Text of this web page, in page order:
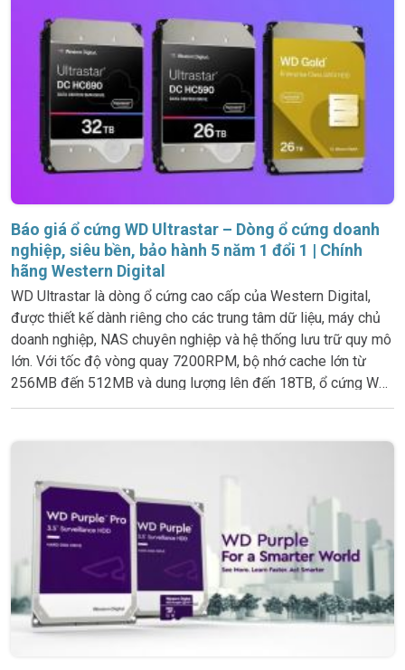
Báo giá ổ cứng WD Ultrastar – Dòng ổ cứng doanh
nghiệp, siêu bền, bảo hành 5 năm 1 đổi 1 | Chính
hãng Western Digital
WD Ultrastar là dòng ổ cứng cao cấp của Western Digital,
được thiết kế dành riêng cho các trung tâm dữ liệu, máy chủ
doanh nghiệp, NAS chuyên nghiệp và hệ thống lưu trữ quy mô
lớn. Với tốc độ vòng quay 7200RPM, bộ nhớ cache lớn từ
256MB đến 512MB và dung lượng lên đến 18TB, ổ cứng WD
Ultrastar mang lại hiệu suất mạnh mẽ, độ ổn định cao và tuổi